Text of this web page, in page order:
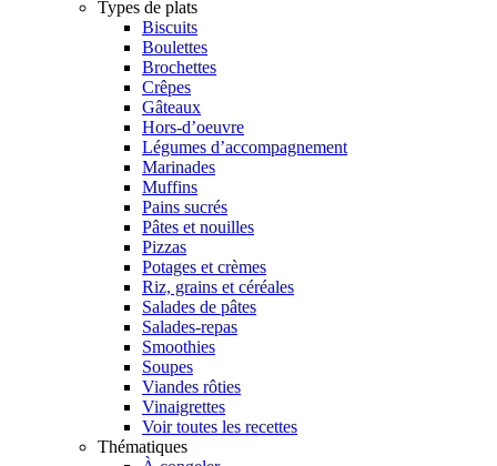
Types de plats
Biscuits
Boulettes
Brochettes
Crêpes
Gâteaux
Hors-d’oeuvre
Légumes d’accompagnement
Marinades
Muffins
Pains sucrés
Pâtes et nouilles
Pizzas
Potages et crèmes
Riz, grains et céréales
Salades de pâtes
Salades-repas
Smoothies
Soupes
Viandes rôties
Vinaigrettes
Voir toutes les recettes
Thématiques